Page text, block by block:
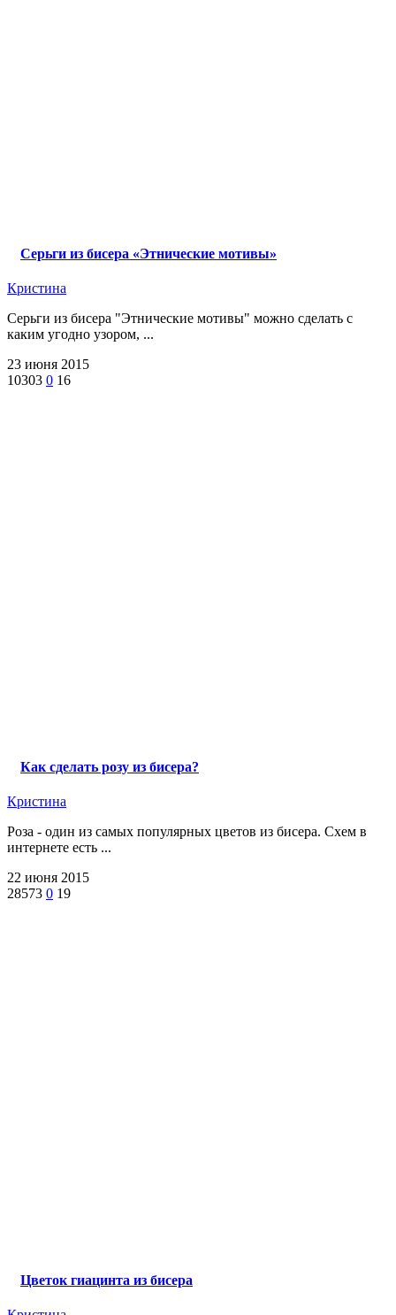
Cерьги из бисера «Этнические мотивы»
Кристина
Серьги из бисера "Этнические мотивы" можно сделать с
каким угодно узором, ...
23 июня 2015
10303 0 16
Как сделать розу из бисера?
Кристина
Роза - один из самых популярных цветов из бисера. Схем в
интернете есть ...
22 июня 2015
28573 0 19
Цветок гиацинта из бисера